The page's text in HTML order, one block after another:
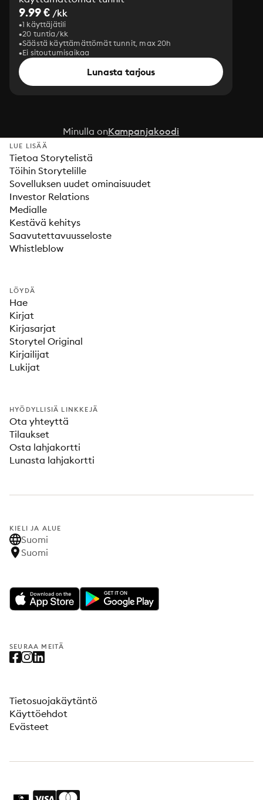
9.99 € /kk
1 käyttäjätili
20 tuntia/kk
Säästä käyttämättömät tunnit, max 20h
Ei sitoutumisaikaa
Lunasta tarjous
Minulla onKampanjakoodi
LUE LISÄÄ
Tietoa Storytelistä
Töihin Storytelille
Sovelluksen uudet ominaisuudet
Investor Relations
Medialle
Kestävä kehitys
Saavutettavuusseloste
Whistleblow
LÖYDÄ
Hae
Kirjat
Kirjasarjat
Storytel Original
Kirjailijat
Lukijat
HYÖDYLLISIÄ LINKKEJÄ
Ota yhteyttä
Tilaukset
Osta lahjakortti
Lunasta lahjakortti
KIELI JA ALUE
Suomi
Suomi
SEURAA MEITÄ
Tietosuojakäytäntö
Käyttöehdot
Evästeet